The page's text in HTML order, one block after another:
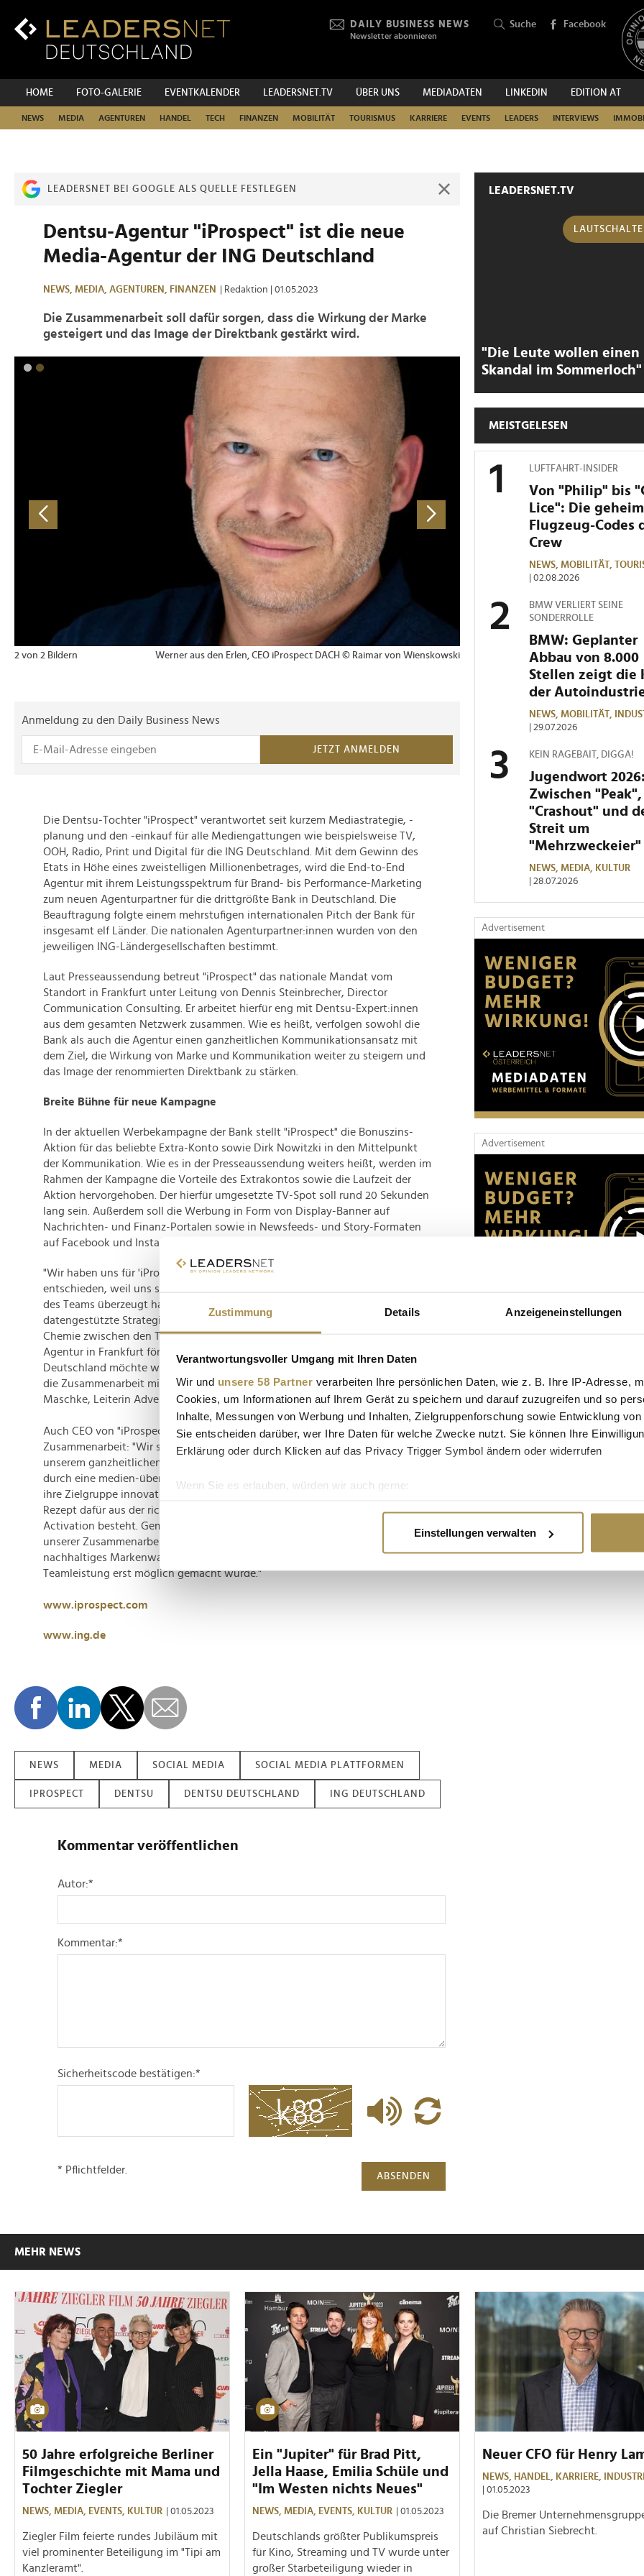
Zustimmung Details Anzeigeneinstellungen
Verantwortungsvoller Umgang mit Ihren Daten
Wir und unsere 58 Partner verarbeiten Ihre persönlichen Daten, wie z. B. Ihre IP-Adresse,
Cookies, um Informationen auf Ihrem Gerät zu speichern und darauf zuzugreifen und so
Inhalte, Messungen von Werbung und Inhalten, Zielgruppenforschung sowie Entwicklung
Sie entscheiden darüber, wer Ihre Daten für welche Zwecke nutzt. Sie können Ihre
Erklärung oder durch Klicken auf das Privacy Trigger Symbol ändern oder widerrufen
Wenn Sie es erlauben, würden wir auch gerne:
Erfahren Sie mehr darüber, wie Ihre persönlichen Daten verarbeitet werden, und legen Sie
Einstellungen verwalten
Inhalt
DAILY BUSINESS NEWS
Newsletter abonnieren
Suche Facebook
HOME FOTO-GALERIE EVENTKALENDER LEADERSNET.TV ÜBER UNS MEDIADATEN LINKEDIN EDITION AT
NEWS MEDIA AGENTUREN HANDEL TECH FINANZEN MOBILITÄT TOURISMUS KARRIERE EVENTS LEADERS INTERVIEWS
SUCHEN
LEADERSNET BEI GOOGLE ALS QUELLE FESTLEGEN
Dentsu-Agentur "iProspect" ist die neue
Media-Agentur der ING Deutschland
NEWS, MEDIA, AGENTUREN, FINANZEN | Redaktion | 01.05.2023
Die Zusammenarbeit soll dafür sorgen, dass die Wirkung der Marke
gesteigert und das Image der Direktbank gestärkt wird.
2 von 2 Bildern Werner aus den Erlen, CEO iProspect DACH © Raimar von Wienskowski 1 von 2 Bildern
Hanna Maschke,
Deutschland
Anmeldung zu den Daily Business News
JETZT ANMELDEN
Die Dentsu-Tochter "iProspect" verantwortet seit kurzem Mediastrategie, -
planung und den -einkauf für alle Mediengattungen wie beispielsweise TV,
OOH, Radio, Print und Digital für die ING Deutschland. Mit dem Gewinn des
Etats in Höhe eines zweistelligen Millionenbetrages, wird die End-to-End
Agentur mit ihrem Leistungsspektrum für Brand- bis Performance-Marketing
zum neuen Agenturpartner für die drittgrößte Bank in Deutschland. Die
Beauftragung folgte einem mehrstufigen internationalen Pitch der Bank für
insgesamt elf Länder. Die nationalen Agenturpartner:innen wurden von den
jeweiligen ING-Ländergesellschaften bestimmt.
Laut Presseaussendung betreut "iProspect" das nationale Mandat vom
Standort in Frankfurt unter Leitung von Dennis Steinbrecher, Director
Communication Consulting. Er arbeitet hierfür eng mit Dentsu-Expert:innen
aus dem gesamten Netzwerk zusammen. Wie es heißt, verfolgen sowohl die
Bank als auch die Agentur einen ganzheitlichen Kommunikationsansatz mit
dem Ziel, die Wirkung von Marke und Kommunikation weiter zu steigern und
das Image der renommierten Direktbank zu stärken.
Breite Bühne für neue Kampagne
In der aktuellen Werbekampagne der Bank stellt "iProspect" die Bonuszins-
Aktion für das beliebte Extra-Konto sowie Dirk Nowitzki in den Mittelpunkt
der Kommunikation. Wie es in der Presseaussendung weiters heißt, werden im
Rahmen der Kampagne die Vorteile des Extrakontos sowie die Laufzeit der
Aktion hervorgehoben. Der hierfür umgesetzte TV-Spot soll rund 20 Sekunden
lang sein. Außerdem soll die Werbung in Form von Display-Banner auf
Nachrichten- und Finanz-Portalen sowie in Newsfeeds- und Story-Formaten
auf Facebook und Instagram Aufmerksamkeit erhalten.
"Wir haben uns für 'iProspect' als Partner für die kommenden Jahre
entschieden, weil uns sowohl die fachlichen Fähigkeiten als auch die Vision
des Teams überzeugt haben, vor allem in Bezug auf digitale und
datengestützte Strategien, das Maß an Kreativität und innovativen Tools. Die
Chemie zwischen den Teams ist sehr gut und die örtliche Nähe von Bank und
Agentur in Frankfurt fördert den persönlichen Austausch. Die ING
Deutschland möchte weiterwachsen und wir sind davon überzeugt, dass uns
die Zusammenarbeit mit 'iProspect' dabei unterstützt", erklärt Hanna
Maschke, Leiterin Advertising & Media der ING Deutschland.
Auch CEO von "iProspect"-DACH, Werner aus den Erlen, freut sich über die
Zusammenarbeit: "Wir sind stolz darauf, dass wir die ING Deutschland von
unserem ganzheitlichen Brandperformance-Ansatz überzeugen konnten und
durch eine medien-übergreifende Kommunikation dabei unterstützen werden,
ihre Zielgruppe innovativ und effektiv anzusprechen. Wir wissen, dass das
Rezept dafür aus der richtigen Balance zwischen Brandbuilding und Sales
Activation besteht. Gemeinsam mit der ING Deutschland freuen wir uns in
unserer Zusammenarbeit auf neue Wege in der Kommunikation und
nachhaltiges Markenwachstum, das durch eine länderübergreifende
Teamleistung erst möglich gemacht wurde."
www.iprospect.com
www.ing.de
NEWS MEDIA SOCIAL MEDIA SOCIAL MEDIA PLATTFORMEN
IPROSPECT DENTSU DENTSU DEUTSCHLAND ING DEUTSCHLAND
Kommentar veröffentlichen
Autor:*
Kommentar:*
Sicherheitscode bestätigen:*
ABSENDEN
* Pflichtfelder.
LEADERSNET.TV
"Die Leute wollen einen
Skandal im Sommerloch"
MEISTGELESEN
LUFTFAHRT-INSIDER
Von "Philip" bis
Lice": Die
Flugzeug-Codes
Crew
NEWS, MOBILITÄT,
| 02.08.2026
BMW VERLIERT SEINE
SONDERROLLE
BMW: Geplanter
Abbau von 8.000
Stellen zeigt die
der
NEWS, MOBILITÄT,
| 29.07.2026
KEIN RAGEBAIT, DIGGA!
Jugendwort 2026:
Zwischen "Peak",
"Crashout" und
Streit um
"Mehrzweckeier"
NEWS, MEDIA,
KULTUR
| 28.07.2026
Advertisement
Advertisement
MEHR NEWS
50 Jahre erfolgreiche Berliner
Filmgeschichte mit Mama und
Tochter Ziegler
NEWS, MEDIA, EVENTS, KULTUR | 01.05.2023
Ziegler Film feierte rundes Jubiläum mit
viel prominenter Beteiligung im "Tipi am
Kanzleramt".
Ein "Jupiter" für Brad Pitt,
Jella Haase, Emilia Schüle und
"Im Westen nichts Neues"
NEWS, MEDIA, EVENTS, KULTUR | 01.05.2023
Deutschlands größter Publikumspreis
für Kino, Streaming und TV wurde unter
großer Starbeteiligung wieder in
Neuer CFO für Henry
NEWS, HANDEL, KARRIERE,
| 01.05.2023
Die Bremer
auf Christian Siebrecht.